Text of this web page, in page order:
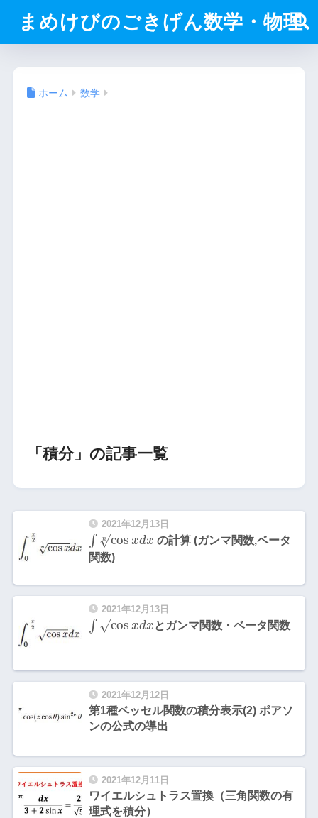
まめけびのごきげん数学・物理
ホーム 数学
「積分」の記事一覧
2021年12月13日
∫ n
√cos xdx
∫cosxndx
の計算 (ガンマ関数,ベータ
関数)
2021年12月13日
∫ √cos xdx
∫cosxdx
とガンマ関数・ベータ関数
2021年12月12日
第1種ベッセル関数の積分表示(2) ポアソ
ンの公式の導出
2021年12月11日
ワイエルシュトラス置換（三角関数の有
理式を積分）